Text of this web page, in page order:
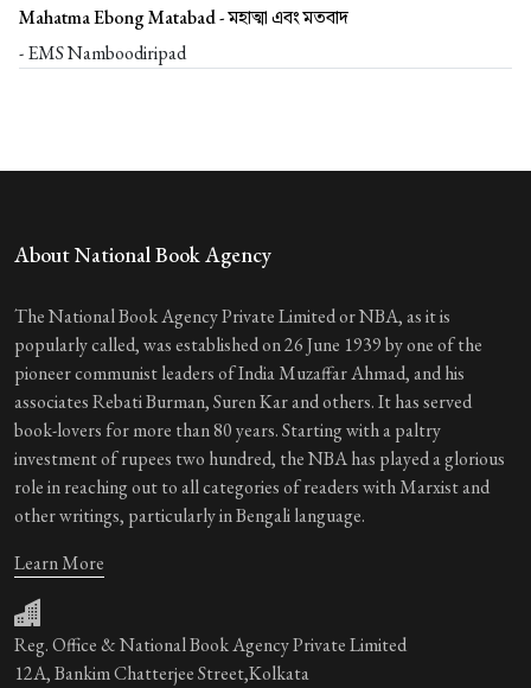
Mahatma Ebong Matabad -মহাত্মা এবং মতবাদ
- EMS Namboodiripad
About National Book Agency
The National Book Agency Private Limited or NBA, as it is
popularly called, was established on 26 June 1939 by one of the
pioneer communist leaders of India Muzaffar Ahmad, and his
associates Rebati Burman, Suren Kar and others. It has served
book-lovers for more than 80 years. Starting with a paltry
investment of rupees two hundred, the NBA has played a glorious
role in reaching out to all categories of readers with Marxist and
other writings, particularly in Bengali language.
Learn More
Reg. Office & National Book Agency Private Limited
12A, Bankim Chatterjee Street,Kolkata